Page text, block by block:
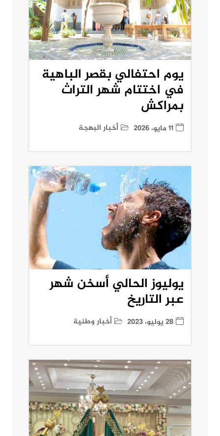
يوم احتفالي بقصر الباهية
في اختتام شهر التراث
بمراكش
11 مايو، 2026 أخبار البهجة
يوليوز الحالي أسخن شهر
عبر التاريخ
28 يوليو، 2023 أخبار وطنية